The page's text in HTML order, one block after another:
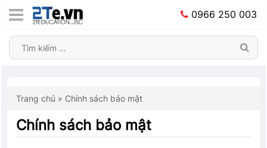
0966 250 003
Trang chủ » Chính sách bảo mật
Chính sách bảo mật